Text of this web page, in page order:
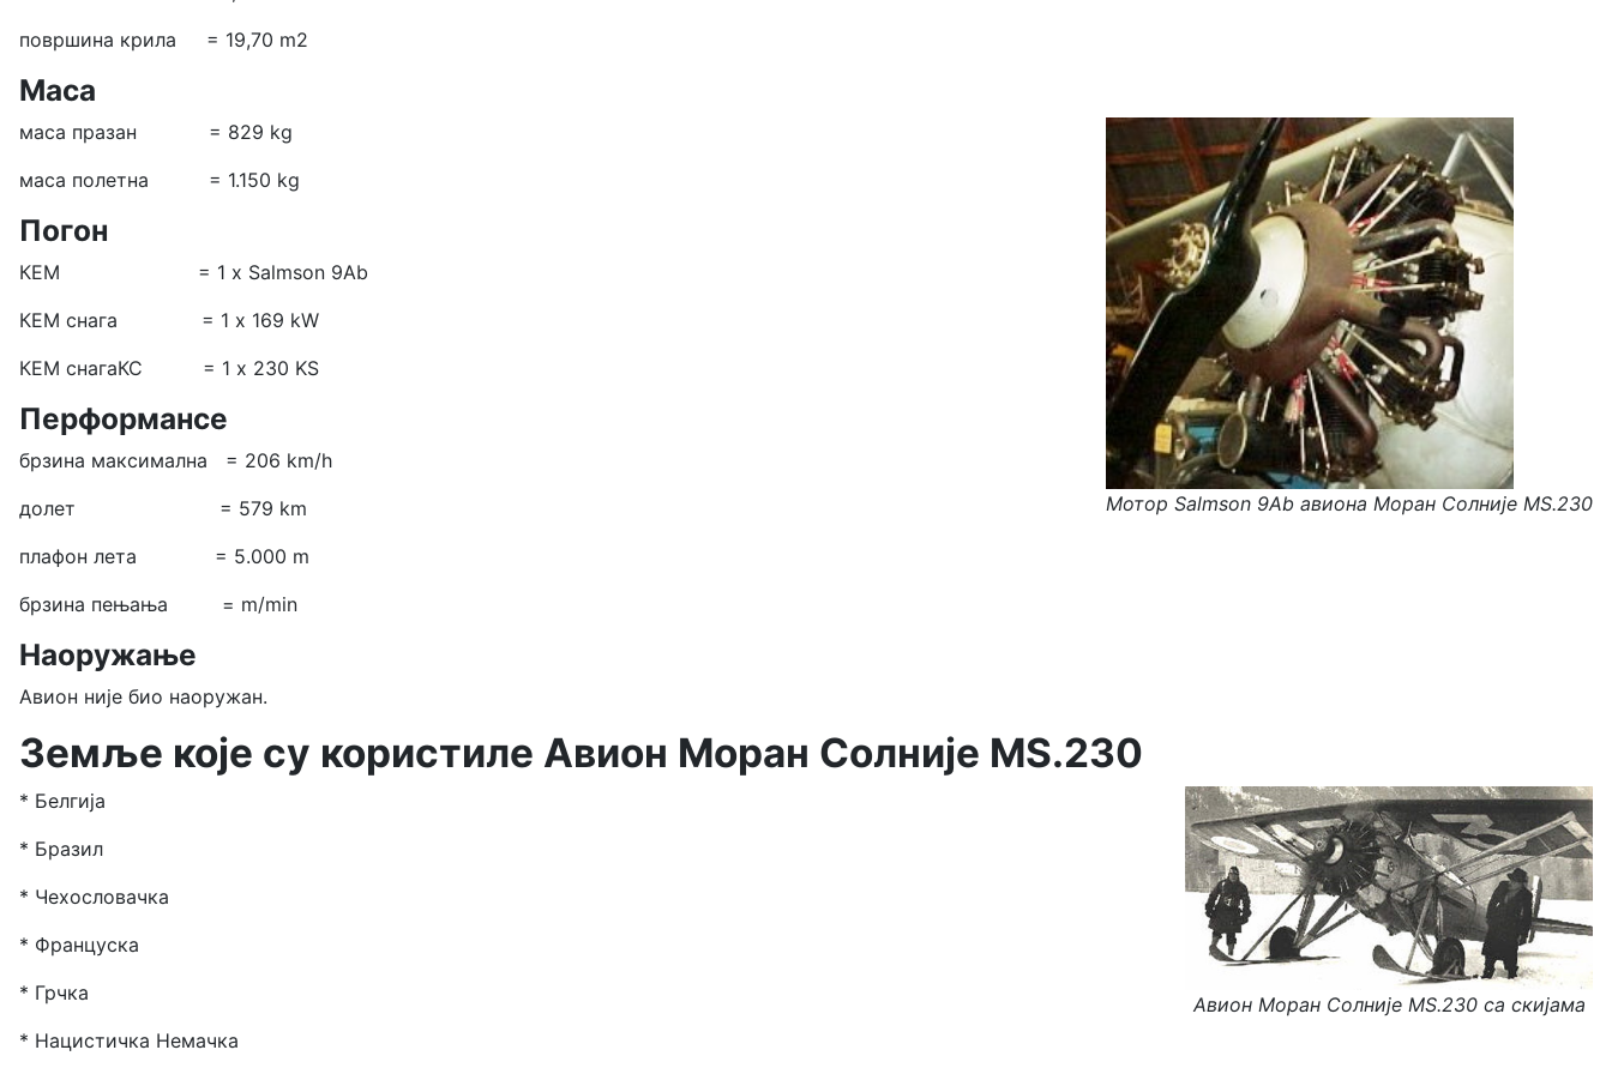
површина крила = 19,70 m2
Маса
Мотор Salmson 9Ab авиона Моран Солније MS.230
маса празан = 829 kg
маса полетна = 1.150 kg
Погон
КЕМ = 1 х Salmson 9Ab
КЕМ снага = 1 х 169 kW
КЕМ снагаКС = 1 х 230 KS
Перформансе
брзина максимална = 206 km/h
долет = 579 km
плафон лета = 5.000 m
брзина пењања = m/min
Наоружање
Авион није био наоружан.
Земље које су користиле Авион Моран Солније MS.230
Авион Моран Солније MS.230 са скијама
* Белгија
* Бразил
* Чехословачка
* Француска
* Грчка
* Нацистичка Немачка